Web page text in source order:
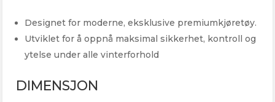
Designet for moderne, eksklusive premiumkjøretøy.
Utviklet for å oppnå maksimal sikkerhet, kontroll og
ytelse under alle vinterforhold
DIMENSJON